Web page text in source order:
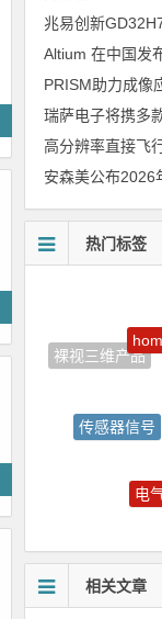
Altium 在中国发
安森美公布2026
热门标签
裸视三维产品
相关文章